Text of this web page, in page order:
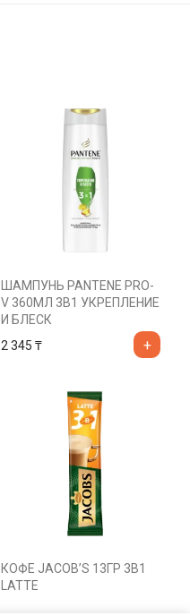
ШАМПУНЬ PANTENE PRO-
V 360МЛ 3В1 УКРЕПЛЕНИЕ
И БЛЕСК
2 345 ₸
КОФЕ JACOB’S 13ГР 3В1
LATTE